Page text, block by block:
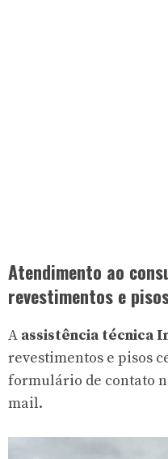
Atendimento ao
revestimentos e
A assistência técnica
revestimentos e pisos
formulário de contato
mail.